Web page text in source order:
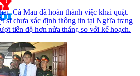
Cà Mau đã hoàn thành việc khai quật,
sĩ chưa xác định thông tin tại Nghĩa trang
tiến độ hơn nửa tháng so với kế hoạch.